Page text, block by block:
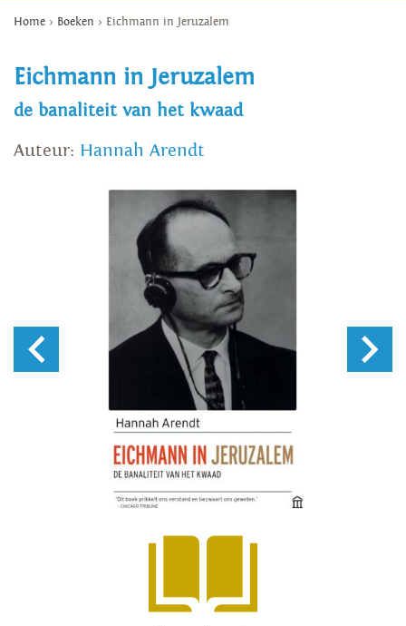
Home > Boeken > Eichmann in Jeruzalem
Eichmann in Jeruzalem
de banaliteit van het kwaad
Auteur: Hannah Arendt